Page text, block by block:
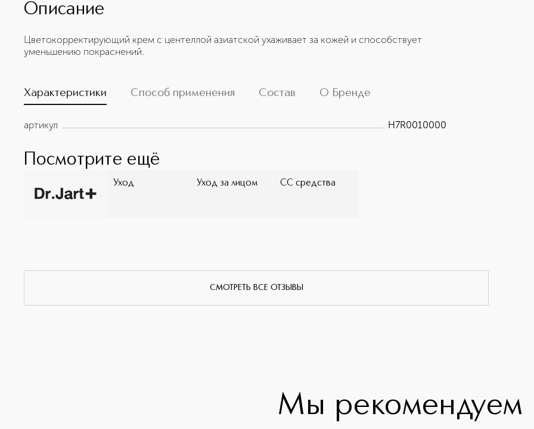
Описание
Цветокорректирующий крем с центеллой азиатской ухаживает за кожей и способствует
уменьшению покраснений.
Характеристики Способ применения Состав О Бренде
артикул H7R0010000
Посмотрите ещё
Уход Уход за лицом CC средства
СМОТРЕТЬ ВСЕ ОТЗЫВЫ
Мы рекомендуем